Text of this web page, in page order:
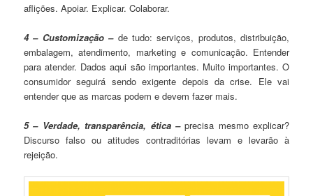
aflições. Apoiar. Explicar. Colaborar.
4 – Customização – de tudo: serviços, produtos, distribuição,
embalagem, atendimento, marketing e comunicação. Entender
para atender. Dados aqui são importantes. Muito importantes. O
consumidor seguirá sendo exigente depois da crise. Ele vai
entender que as marcas podem e devem fazer mais.
5 – Verdade, transparência, ética –precisa mesmo explicar?
Discurso falso ou atitudes contraditórias levam e levarão à
rejeição.